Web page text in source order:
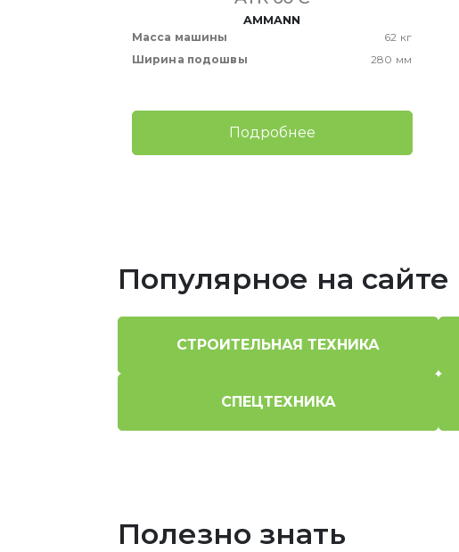
AMMANN
Масса машины
62 кг
Ширина подошвы
280 мм
Подробнее
Популярное на сайте
СТРОИТЕЛЬНАЯ ТЕХНИКА
СПЕЦТЕХНИКА
Полезно знать